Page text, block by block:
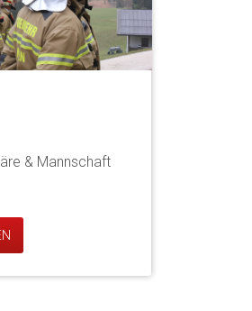
& Mannschaft